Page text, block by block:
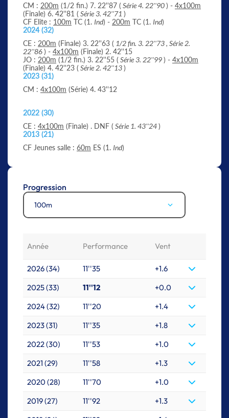
CM : 200m (1/2 fin.) 7. 22''87 ( Série 4. 22''90) - 4x100m
(Finale) 6. 42''81 ( Série 3. 42''71 )
CF Elite : 100m TC (1. Ind) - 200m TC (1. Ind)
2024 (32)
CE : 200m (Finale) 3. 22''63 ( 1/2 fin. 3. 22''73 , Série 2.
22''86) - 4x100m (Finale) 2. 42''15
JO : 200m (1/2 fin.) 3. 22''55 ( Série 3. 22''99) - 4x100m
(Finale) 4. 42''23 ( Série 2. 42''13)
2023 (31)
CM : 4x100m (Série) 4. 43''12
2022 (30)
CE : 4x100m (Finale) . DNF ( Série 1. 43''24)
2013 (21)
CF Jeunes salle : 60m ES (1. Ind)
Progression
100m
Année Performance Vent
2026 (34) 11''35
+1.6
2025 (33)
11''12
+0.0
2024 (32)
11''20
+1.4
2023 (31)
11''35
+1.8
2022 (30)
11''53
+1.0
2021 (29)
11''58
+1.3
2020 (28)
11''70
+1.0
2019 (27)
11''92
+1.3